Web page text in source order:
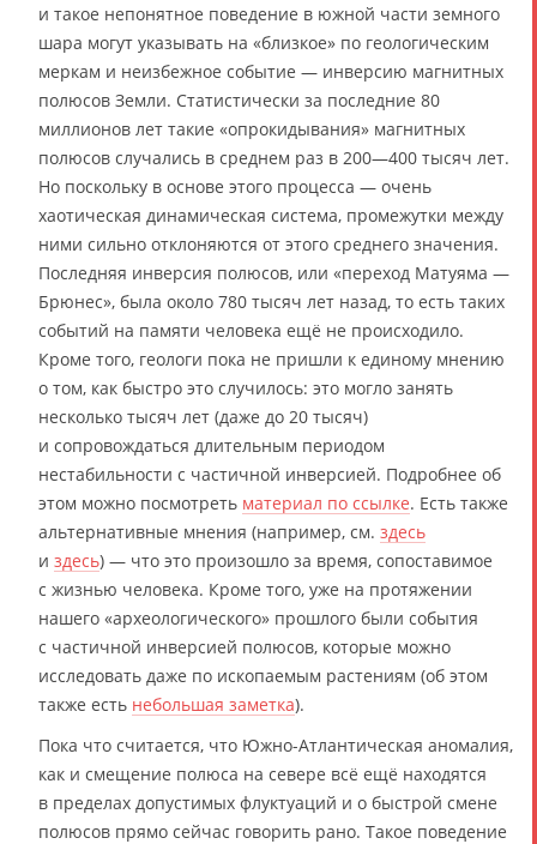
и такое непонятное поведение в южной части земного
шара могут указывать на «близкое» по геологическим
меркам и неизбежное событие — инверсию магнитных
полюсов Земли. Статистически за последние 80
миллионов лет такие «опрокидывания» магнитных
полюсов случались в среднем раз в 200—400 тысяч лет.
Но поскольку в основе этого процесса — очень
хаотическая динамическая система, промежутки между
ними сильно отклоняются от этого среднего значения.
Последняя инверсия полюсов, или «переход Матуяма —
Брюнес», была около 780 тысяч лет назад, то есть таких
событий на памяти человека ещё не происходило.
Кроме того, геологи пока не пришли к единому мнению
о том, как быстро это случилось: это могло занять
несколько тысяч лет (даже до 20 тысяч)
и сопровождаться длительным периодом
нестабильности с частичной инверсией. Подробнее об
этом можно посмотреть материал по ссылке. Есть также
альтернативные мнения (например, см. здесь
и здесь) — что это произошло за время, сопоставимое
с жизнью человека. Кроме того, уже на протяжении
нашего «археологического» прошлого были события
с частичной инверсией полюсов, которые можно
исследовать даже по ископаемым растениям (об этом
также есть небольшая заметка).
Пока что считается, что Южно-Атлантическая аномалия,
как и смещение полюса на севере всё ещё находятся
в пределах допустимых флуктуаций и о быстрой смене
полюсов прямо сейчас говорить рано. Такое поведение